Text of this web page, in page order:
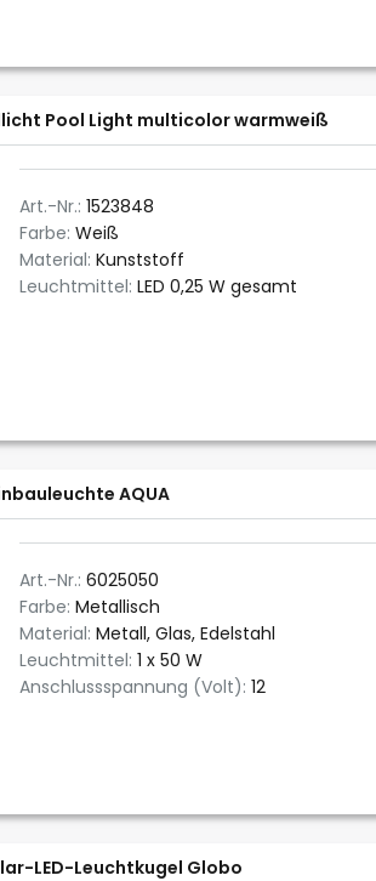
Pool Light multicolor warmweiß
Art.-Nr.: 1523848
Farbe: Weiß
Material: Kunststoff
Leuchtmittel: LED 0,25 W gesamt
AQUA
Art.-Nr.: 6025050
Farbe: Metallisch
Material: Metall, Glas, Edelstahl
Leuchtmittel: 1 x 50 W
Anschlussspannung (Volt): 12
LED-Leuchtkugel Globo